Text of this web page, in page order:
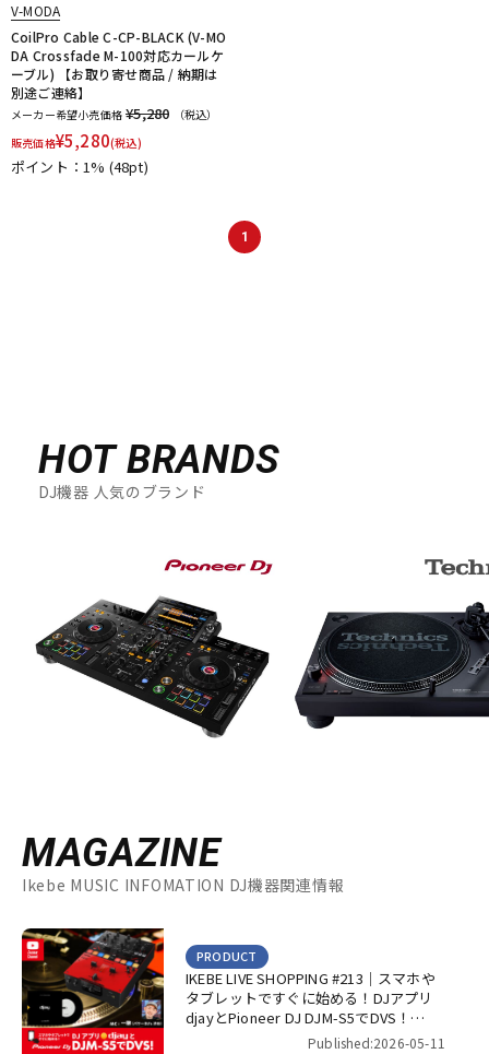
V-MODA
CoilPro Cable C-CP-BLACK (V-MO
DA Crossfade M-100対応カールケ
ーブル) 【お取り寄せ商品 / 納期は
別途ご連絡】
メーカー希望小売価格 ¥5,280
（税込）
販売価格¥5,280(税込)
ポイント：1% (48pt)
1
HOT BRANDS
DJ機器 人気のブランド
MAGAZINE
Ikebe MUSIC INFOMATION DJ機器関連情報
IKEBE LIVE SHOPPING #213｜スマホや
タブレットですぐに始める！DJアプリ
djayとPioneer DJ DJM-S5でDVS！
【presented by パワーDJ’s 渋谷】
PRODUCT
Published:2026-05-11